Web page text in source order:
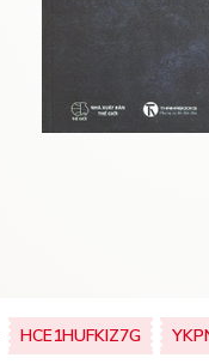
HCE1HUFKIZ7G